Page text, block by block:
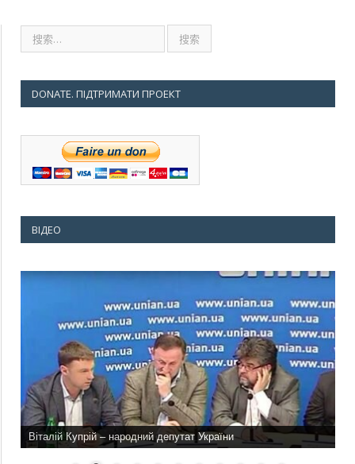
DONATE. ПІДТРИМАТИ ПРОЕКТ
ВІДЕО
Віталій Купрій – народний депутат України